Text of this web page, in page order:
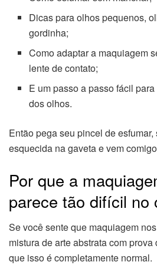
Dicas para olhos pequenos,
gordinha;
Como adaptar a maquiagem
lente de contato;
E um passo a passo fácil
dos olhos.
Então pega seu pincel de
esquecida na gaveta e vem
Por que a
parece tão difícil no
Se você sente que maquiagem
mistura de arte abstrata com
que isso é completamente normal.